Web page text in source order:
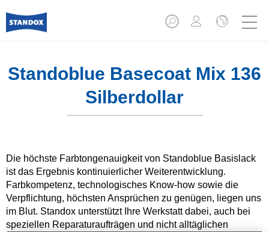
Standoblue Basecoat Mix 136
Silberdollar
Die höchste Farbtongenauigkeit von Standoblue Basislack
ist das Ergebnis kontinuierlicher Weiterentwicklung.
Farbkompetenz, technologisches Know-how sowie die
Verpflichtung, höchsten Ansprüchen zu genügen, liegen uns
im Blut. Standox unterstützt Ihre Werkstatt dabei, auch bei
speziellen Reparaturaufträgen und nicht alltäglichen